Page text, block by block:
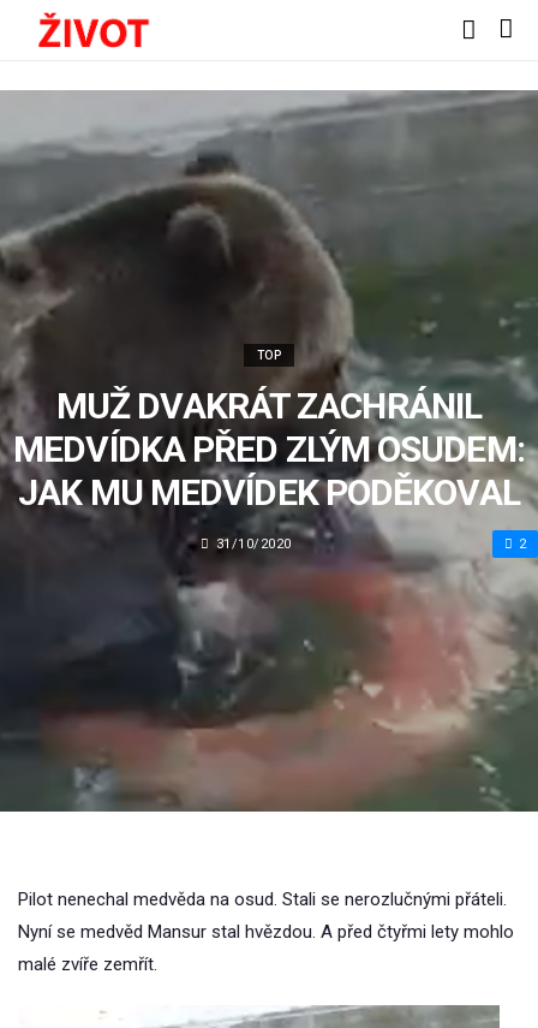
TOP
MUŽ DVAKRÁT ZACHRÁNIL
MEDVÍDKA PŘED ZLÝM OSUDEM:
JAK MU MEDVÍDEK PODĚKOVAL
31/10/2020 2
Pilot nenechal medvěda na osud. Stali se nerozlučnými přáteli.
Nyní se medvěd Mansur stal hvězdou. A před čtyřmi lety mohlo
malé zvíře zemřít.